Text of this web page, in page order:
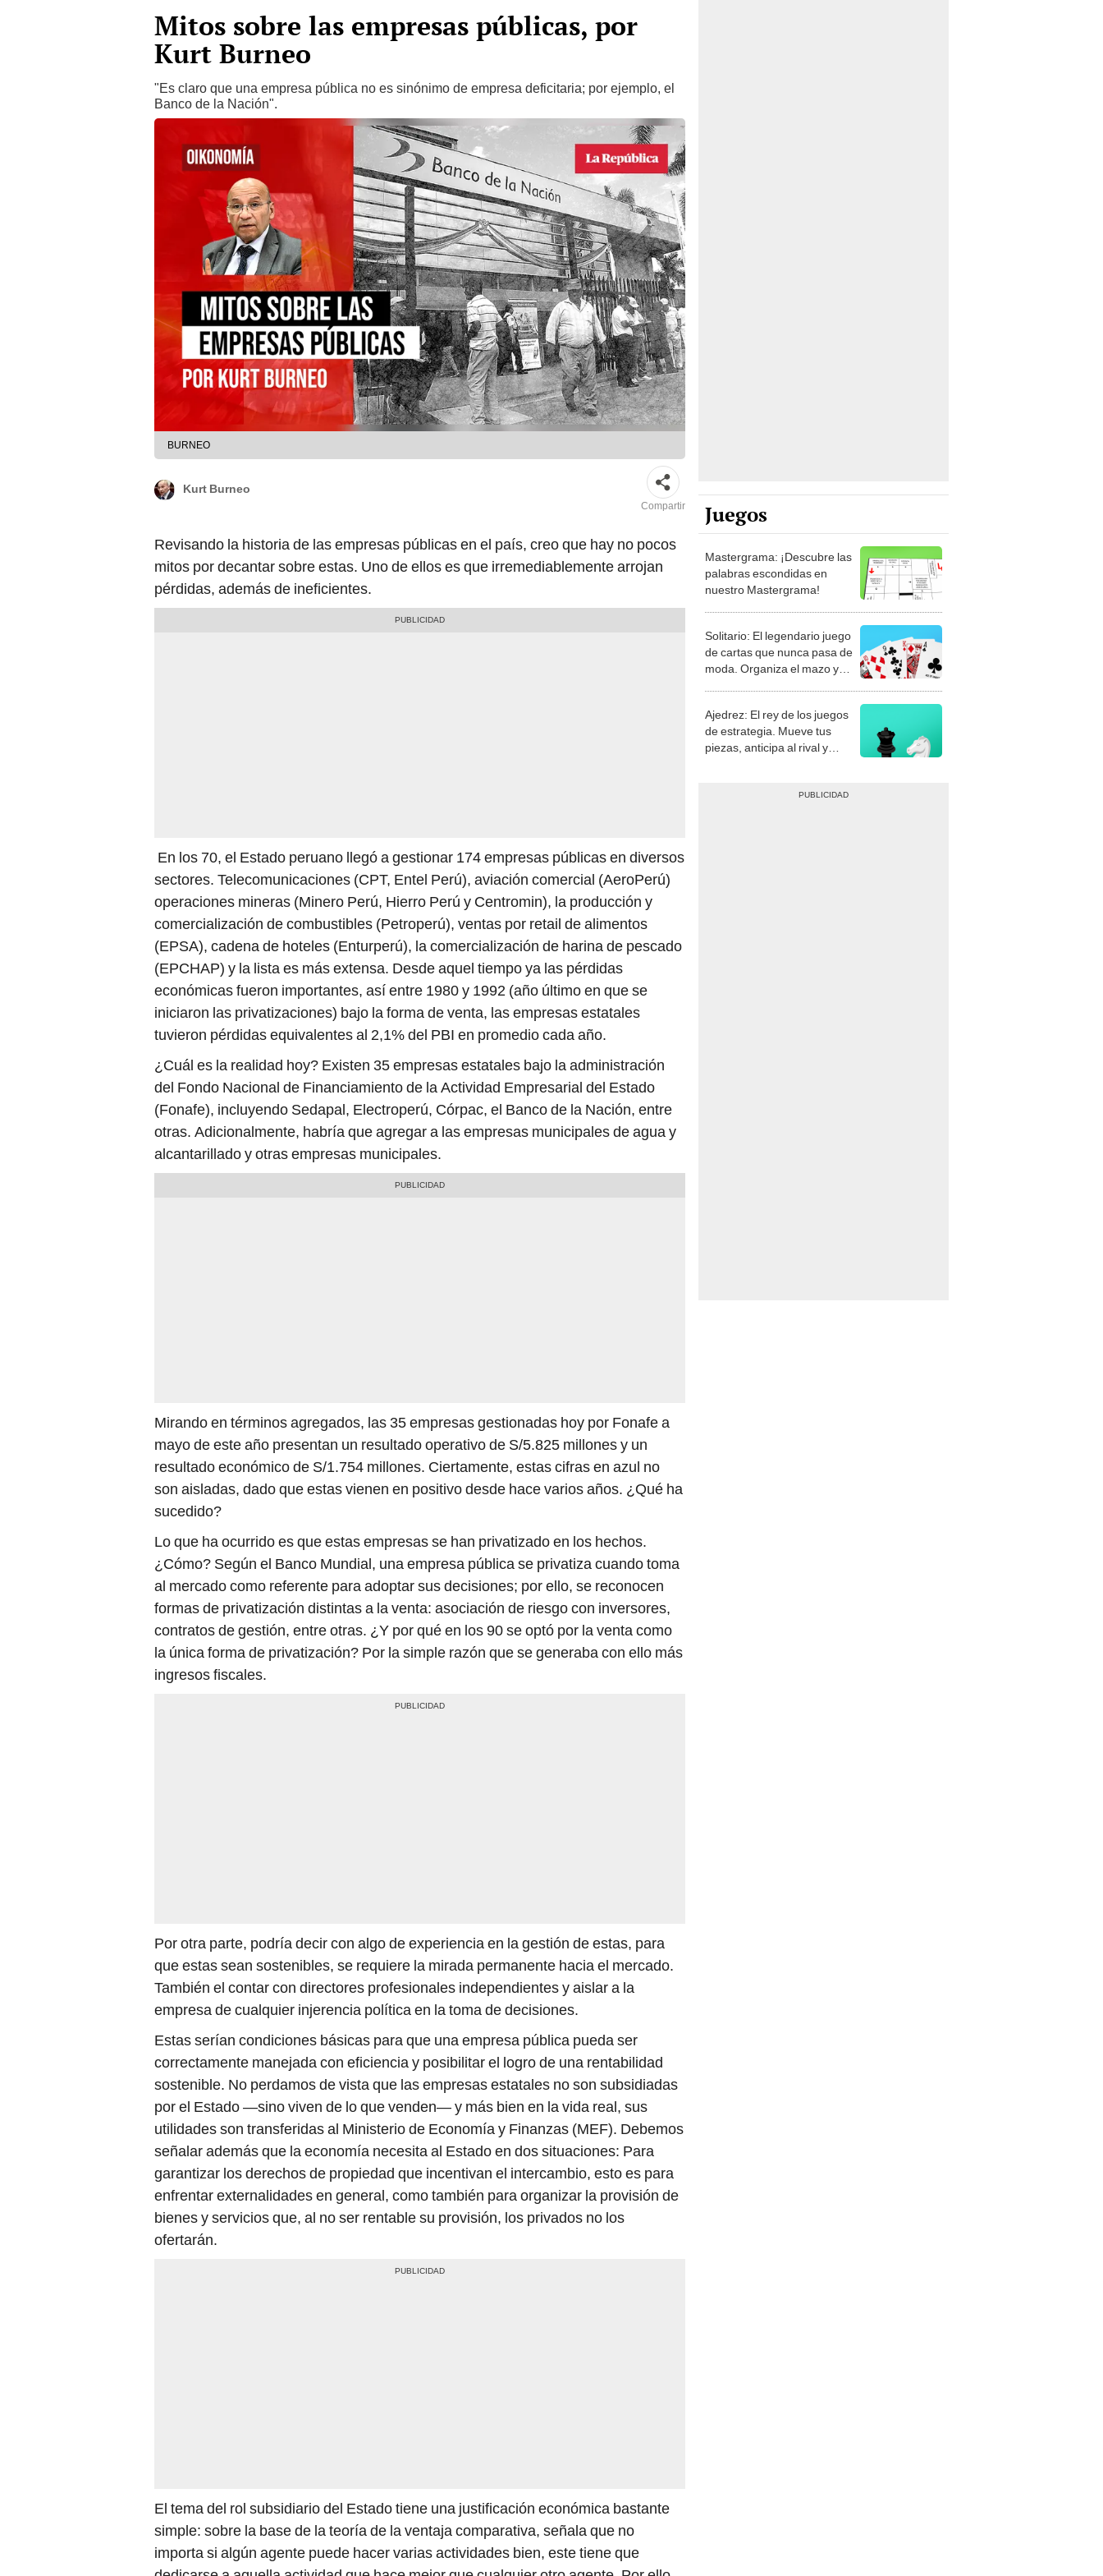
Mitos sobre las empresas públicas, por
Kurt Burneo
"Es claro que una empresa pública no es sinónimo de empresa deficitaria; por ejemplo, el
Banco de la Nación".
BURNEO
Kurt Burneo
Compartir
Revisando la historia de las empresas públicas en el país, creo que hay no pocos
mitos por decantar sobre estas. Uno de ellos es que irremediablemente arrojan
pérdidas, además de ineficientes.
En los 70, el Estado peruano llegó a gestionar 174 empresas públicas en diversos
sectores. Telecomunicaciones (CPT, Entel Perú), aviación comercial (AeroPerú)
operaciones mineras (Minero Perú, Hierro Perú y Centromin), la producción y
comercialización de combustibles (Petroperú), ventas por retail de alimentos
(EPSA), cadena de hoteles (Enturperú), la comercialización de harina de pescado
(EPCHAP) y la lista es más extensa. Desde aquel tiempo ya las pérdidas
económicas fueron importantes, así entre 1980 y 1992 (año último en que se
iniciaron las privatizaciones) bajo la forma de venta, las empresas estatales
tuvieron pérdidas equivalentes al 2,1% del PBI en promedio cada año.
¿Cuál es la realidad hoy? Existen 35 empresas estatales bajo la administración
del Fondo Nacional de Financiamiento de la Actividad Empresarial del Estado
(Fonafe), incluyendo Sedapal, Electroperú, Córpac, el Banco de la Nación, entre
otras. Adicionalmente, habría que agregar a las empresas municipales de agua y
alcantarillado y otras empresas municipales.
Mirando en términos agregados, las 35 empresas gestionadas hoy por Fonafe a
mayo de este año presentan un resultado operativo de S/5.825 millones y un
resultado económico de S/1.754 millones. Ciertamente, estas cifras en azul no
son aisladas, dado que estas vienen en positivo desde hace varios años. ¿Qué ha
sucedido?
Lo que ha ocurrido es que estas empresas se han privatizado en los hechos.
¿Cómo? Según el Banco Mundial, una empresa pública se privatiza cuando toma
al mercado como referente para adoptar sus decisiones; por ello, se reconocen
formas de privatización distintas a la venta: asociación de riesgo con inversores,
contratos de gestión, entre otras. ¿Y por qué en los 90 se optó por la venta como
la única forma de privatización? Por la simple razón que se generaba con ello más
ingresos fiscales.
Por otra parte, podría decir con algo de experiencia en la gestión de estas, para
que estas sean sostenibles, se requiere la mirada permanente hacia el mercado.
También el contar con directores profesionales independientes y aislar a la
empresa de cualquier injerencia política en la toma de decisiones.
Estas serían condiciones básicas para que una empresa pública pueda ser
correctamente manejada con eficiencia y posibilitar el logro de una rentabilidad
sostenible. No perdamos de vista que las empresas estatales no son subsidiadas
por el Estado —sino viven de lo que venden— y más bien en la vida real, sus
utilidades son transferidas al Ministerio de Economía y Finanzas (MEF). Debemos
señalar además que la economía necesita al Estado en dos situaciones: Para
garantizar los derechos de propiedad que incentivan el intercambio, esto es para
enfrentar externalidades en general, como también para organizar la provisión de
bienes y servicios que, al no ser rentable su provisión, los privados no los
ofertarán.
El tema del rol subsidiario del Estado tiene una justificación económica bastante
simple: sobre la base de la teoría de la ventaja comparativa, señala que no
importa si algún agente puede hacer varias actividades bien, este tiene que
Juegos
Mastergrama: ¡Descubre las
palabras escondidas en
nuestro Mastergrama!
Solitario: El legendario juego
de cartas que nunca pasa de
moda. Organiza el mazo y
Ajedrez: El rey de los juegos
de estrategia. Mueve tus
piezas, anticipa al rival y